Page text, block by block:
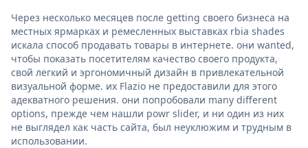
Через несколько месяцев после getting своего бизнеса на
местных ярмарках и ремесленных выставках rbia shades
искала способ продавать товары в интернете. они wanted,
чтобы показать посетителям качество своего продукта,
свой легкий и эргономичный дизайн в привлекательной
визуальной форме. их Flazio не предоставили для этого
адекватного решения. они попробовали many different
options, прежде чем нашли powr slider, и ни один из них
не выглядел как часть сайта, был неуклюжим и трудным в
использовании.